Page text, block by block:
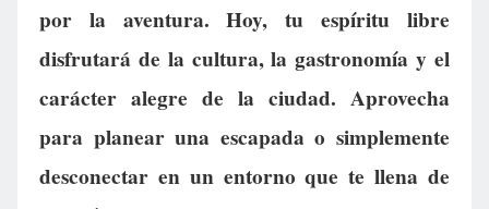
por la aventura. Hoy, tu espíritu libre
disfrutará de la cultura, la gastronomía y el
carácter alegre de la ciudad. Aprovecha
para planear una escapada o simplemente
desconectar en un entorno que te llena de